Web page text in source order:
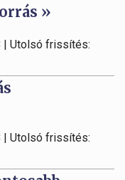
»
| Utolsó frissítés:
| Utolsó frissítés: